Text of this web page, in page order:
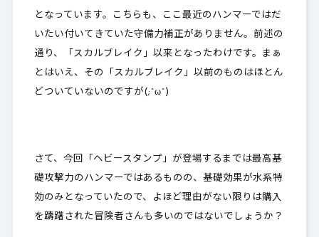
となっています。こちらも、ここ最近のハンマーではだ
いたい付いてきていた守備力補正がありません。前述の
通り、「スカルブレイク」以来となったわけです。まぁ
とはいえ、その「スカルブレイク」以前のものはほとん
どついていないのですが(;^ω^)
さて、今回「ヘビースタンプ」が登場するまでは最高基
礎攻撃力のハンマーではあるものの、 基礎効果が水系特
効のみ となっていたので、よほど理由がない限りは購入
を躊躇された冒険者さんも多いのではないでしょうか？